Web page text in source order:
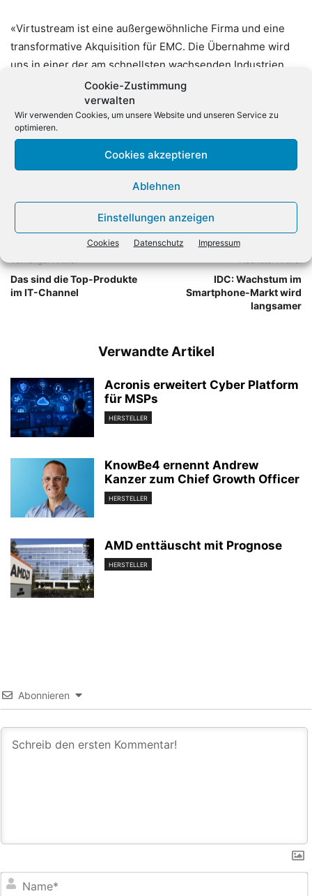
Cookie-Zustimmung
verwalten
Wir verwenden Cookies, um unsere Website und unseren Service zu
optimieren.
Cookies akzeptieren
Ablehnen
Einstellungen anzeigen
Cookies Datenschutz Impressum
«Virtustream ist eine außergewöhnliche Firma und eine
transformative Akquisition für EMC. Die Übernahme wird
uns in einer der am schnellsten wachsenden Industrien
weiter voranbringen», betont Tucci. Kunden sollen künftig
aus einer Hand sämtliche hybriden Cloud-Dienste und -
Infrastrukturen erhalten. Die Übernahme soll im dritten
Quartal 2015 abgeschlossen werden.
Vorheriger Artikel
Das sind die Top-Produkte
im IT-Channel
Nächster Artikel
IDC: Wachstum im
Smartphone-Markt wird
langsamer
Verwandte Artikel
Acronis erweitert Cyber Platform
für MSPs
HERSTELLER
KnowBe4 ernennt Andrew
Kanzer zum Chief Growth Officer
HERSTELLER
AMD enttäuscht mit Prognose
HERSTELLER
Abonnieren